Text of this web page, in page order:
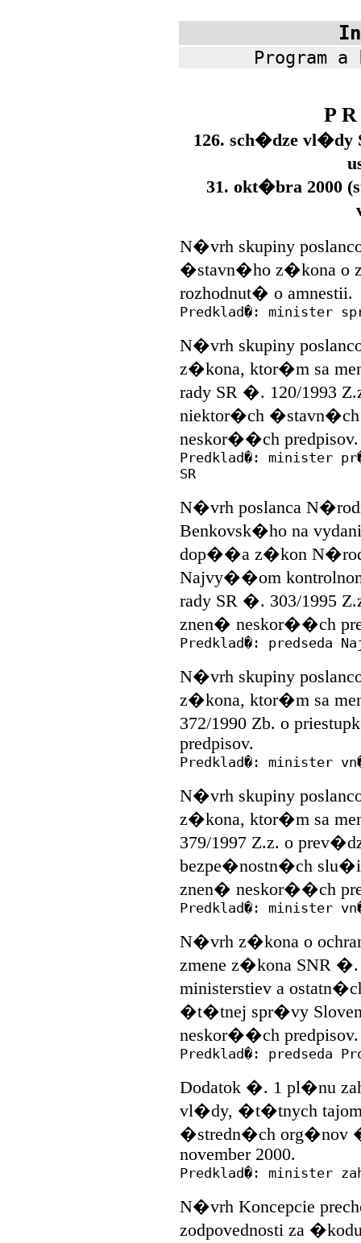
Program a
P
126. sch�dze vl�dy
31. okt�bra 2000
N�vrh skupiny
�stavn�ho z�kona o
rozhodnut� o amnestii.
Predklad�: minister
N�vrh skupiny
z�kona, ktor�m sa
rady SR �. 120/1993
niektor�ch
neskor��ch predpisov.
Predklad�: minister
SR
N�vrh poslanca
Benkovsk�ho na
dop��a z�kon
Najvy��om
rady SR �. 303/1995
znen� neskor��ch
Predklad�: predseda
N�vrh skupiny
z�kona, ktor�m sa
372/1990 Zb. o
predpisov.
Predklad�: minister
N�vrh skupiny
z�kona, ktor�m sa
379/1997 Z.z. o
bezpe�nostn�ch
znen� neskor��ch
Predklad�: minister
N�vrh z�kona o
zmene z�kona SNR
ministerstiev a
�t�tnej spr�vy
neskor��ch predpisov.
Predklad�: predseda
Dodatok �. 1 pl�nu
vl�dy, �t�tnych
�stredn�ch org�nov
november 2000.
Predklad�: minister
N�vrh Koncepcie
zodpovednosti za